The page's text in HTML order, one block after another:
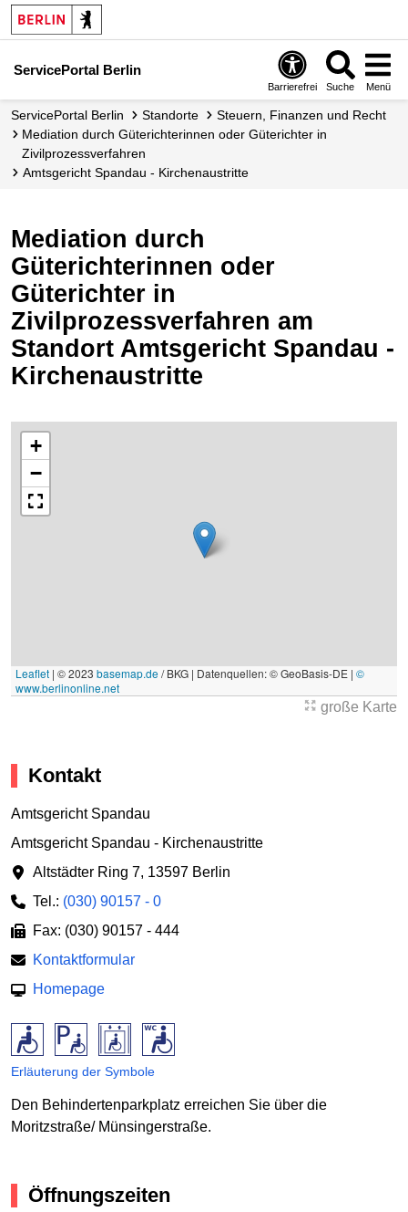
ServicePortal Berlin
Barrierefrei Suche Menü
ServicePortal Berlin Standorte
Steuern, Finanzen und Recht
Mediation durch Güterichterinnen oder Güterichter in
Zivilprozessverfahren
Amtsgericht Spandau - Kirchenaustritte
Mediation durch
Güterichterinnen oder
Güterichter in
Zivilprozessverfahren am
Standort Amtsgericht Spandau -
Kirchenaustritte
+
−
Leaflet | © 2023 basemap.de/ BKG | Datenquellen: © GeoBasis-DE | ©
www.berlinonline.net
große Karte
Kontakt
Amtsgericht Spandau
Amtsgericht Spandau - Kirchenaustritte
Altstädter Ring 7, 13597 Berlin
Tel.: (030) 90157 - 0
Fax: (030) 90157 - 444
Kontaktformular
Homepage
Erläuterung der Symbole
Den Behindertenparkplatz erreichen Sie über die
Moritzstraße/ Münsingerstraße.
Öffnungszeiten